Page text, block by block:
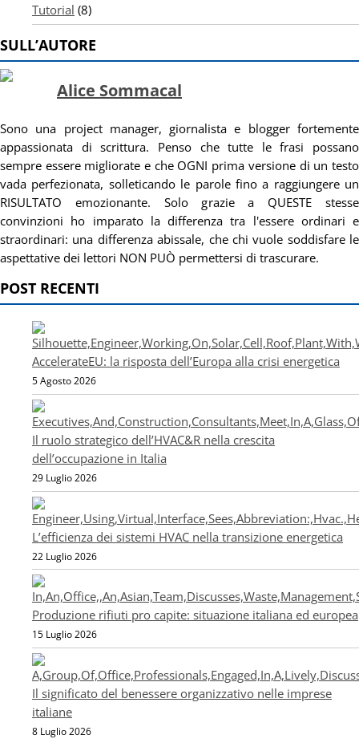
Tutorial (8)
SULL’AUTORE
Alice Sommacal
Sono una project manager, giornalista e blogger fortemente
appassionata di scrittura. Penso che tutte le frasi possano
sempre essere migliorate e che OGNI prima versione di un testo
vada perfezionata, solleticando le parole fino a raggiungere un
RISULTATO emozionante. Solo grazie a QUESTE stesse
convinzioni ho imparato la differenza tra l'essere ordinari e
straordinari: una differenza abissale, che chi vuole soddisfare le
aspettative dei lettori NON PUÒ permettersi di trascurare.
POST RECENTI
AccelerateEU: la risposta dell’Europa alla crisi energetica
5 Agosto 2026
Il ruolo strategico dell’HVAC&R nella crescita
dell’occupazione in Italia
29 Luglio 2026
L’efficienza dei sistemi HVAC nella transizione energetica
22 Luglio 2026
Produzione rifiuti pro capite: situazione italiana ed europea
15 Luglio 2026
Il significato del benessere organizzativo nelle imprese
italiane
8 Luglio 2026